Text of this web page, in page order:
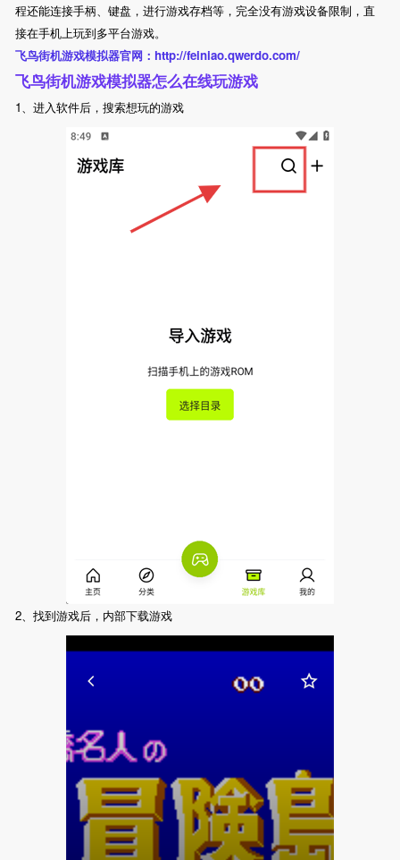
程还能连接手柄、键盘，进行游戏存档等，完全没有游戏设备限制，直
接在手机上玩到多平台游戏。
飞鸟街机游戏模拟器官网：http://feiniao.qwerdo.com/
飞鸟街机游戏模拟器怎么在线玩游戏
1、进入软件后，搜索想玩的游戏
2、找到游戏后，内部下载游戏